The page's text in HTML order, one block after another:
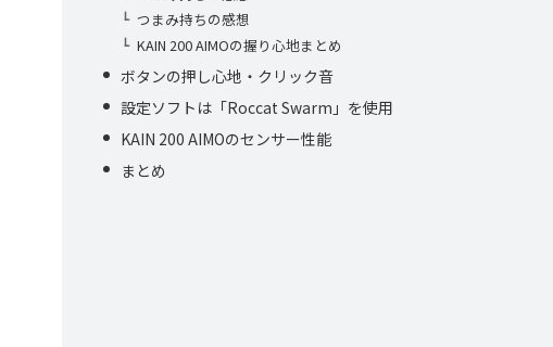
つまみ持ちの感想
KAIN 200 AIMOの握り心地まとめ
ボタンの押し心地・クリック音
設定ソフトは「Roccat Swarm」を使用
KAIN 200 AIMOのセンサー性能
まとめ